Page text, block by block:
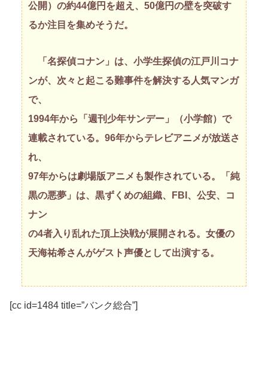
公開）の約44億円を超え、50億円の壁を突破す
るか注目を集めそうだ。
「名探偵コナン」は、小学生探偵の江戸川コナ
ンが、次々と起こる難事件を解決する人気マンガ
で、
1994年から「週刊少年サンデー」（小学館）で
連載されている。96年からテレビアニメが放送さ
れ、
97年からは劇場版アニメも製作されている。「純
黒の悪夢」は、黒ずくめの組織、FBI、公安、コ
ナン
の4者入り乱れた頂上決戦が展開される。女優の
天海祐希さんがゲスト声優として出演する。
[cc id=1484 title=”バンク総合”]